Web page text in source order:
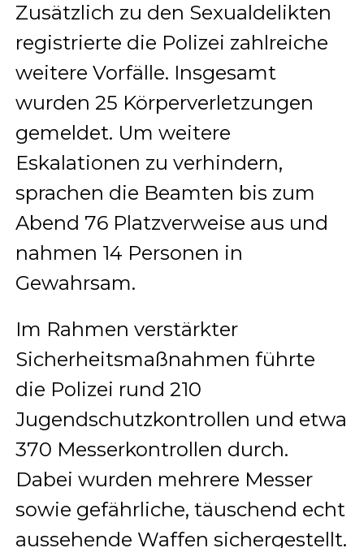
Zusätzlich zu den Sexualdelikten
registrierte die Polizei zahlreiche
weitere Vorfälle. Insgesamt
wurden 25 Körperverletzungen
gemeldet. Um weitere
Eskalationen zu verhindern,
sprachen die Beamten bis zum
Abend 76 Platzverweise aus und
nahmen 14 Personen in
Gewahrsam.
Im Rahmen verstärkter
Sicherheitsmaßnahmen führte
die Polizei rund 210
Jugendschutzkontrollen und etwa
370 Messerkontrollen durch.
Dabei wurden mehrere Messer
sowie gefährliche, täuschend echt
aussehende Waffen sichergestellt.